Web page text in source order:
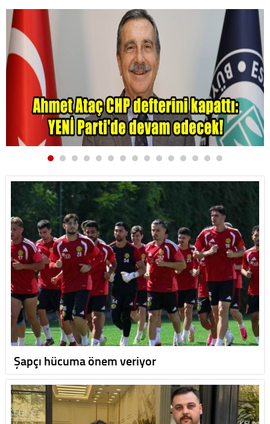
Şapçı hücuma önem veriyor